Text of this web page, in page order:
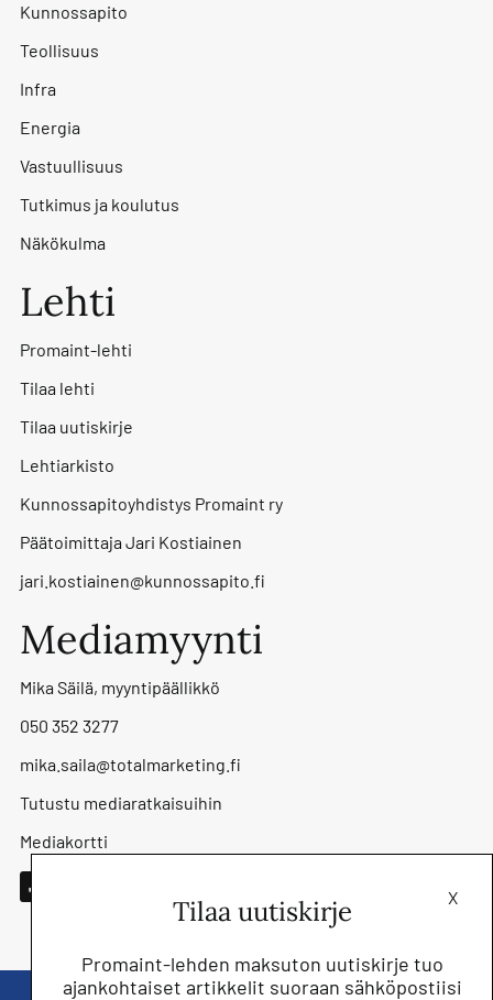
Kunnossapito
Teollisuus
Infra
Energia
Vastuullisuus
Tutkimus ja koulutus
Näkökulma
Lehti
Promaint-lehti
Tilaa lehti
Tilaa uutiskirje
Lehtiarkisto
Kunnossapitoyhdistys Promaint ry
Päätoimittaja Jari Kostiainen
jari.kostiainen@kunnossapito.fi
Mediamyynti
Mika Säilä, myyntipäällikkö
050 352 3277
mika.saila@totalmarketing.fi
Tutustu mediaratkaisuihin
Mediakortti
X
Tilaa uutiskirje
Promaint-lehden maksuton uutiskirje tuo
ajankohtaiset artikkelit suoraan sähköpostiisi